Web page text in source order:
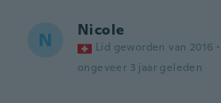
N Nicole
Lid geworden van 2016 ·
ongeveer 3 jaar geleden